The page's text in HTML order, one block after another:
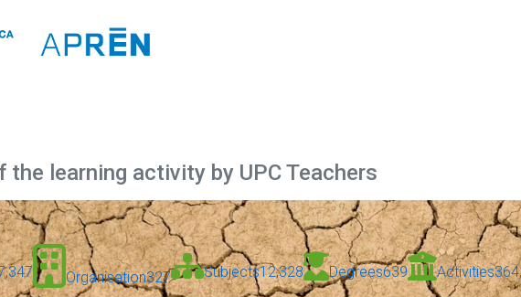
the learning activity by UPC Teachers
Organisation327 Subjects12,328 Degrees639 Activities